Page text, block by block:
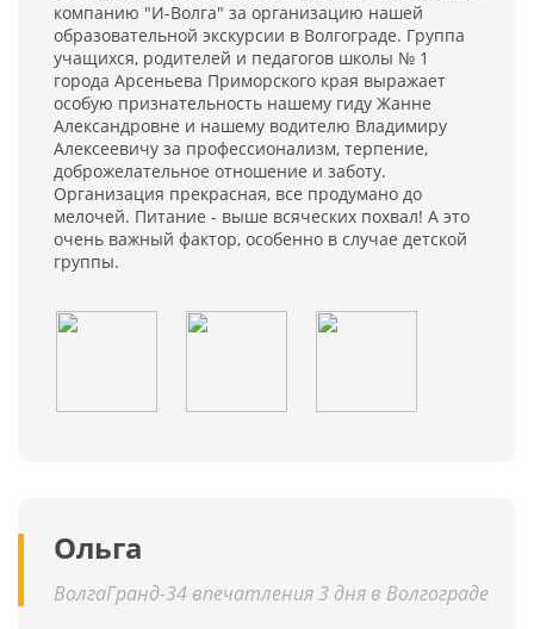
компанию "И-Волга" за организацию нашей
образовательной экскурсии в Волгограде. Группа
учащихся, родителей и педагогов школы № 1
города Арсеньева Приморского края выражает
особую признательность нашему гиду Жанне
Александровне и нашему водителю Владимиру
Алексеевичу за профессионализм, терпение,
доброжелательное отношение и заботу.
Организация прекрасная, все продумано до
мелочей. Питание - выше всяческих похвал! А это
очень важный фактор, особенно в случае детской
группы.
Ольга
ВолгаГранд-34 впечатления 3 дня в Волгограде